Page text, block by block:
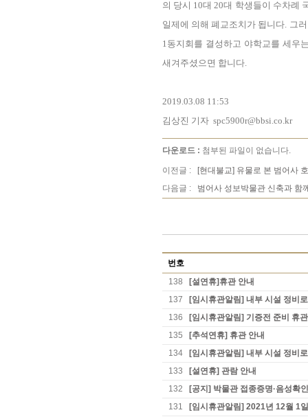
의 당시 10대 20대 학생들이 수차례
일제에 의해 폐교조치가 됩니다. 그
1동지회를 결성하고 야학교를 세우
새겨주셨으면 합니다.
2019.03.08 11:53
김상진 기자 spc5900r@bbsi.co.kr
다운로드 : 첨부된 파일이 없습니다.
이전글 :
[현대불교] 유물로 본 범어사
다음글 : 범어사 성보박물관 신축과 함
번호
138
[설연휴]휴관 안내
137
[임시휴관알림] 내부 시설 정비
136
[임시휴관알림] 기증전 준비 휴
135
[추석연휴] 휴관 안내
134
[임시휴관알림] 내부 시설 정비
133
[설연휴] 관람 안내
132
[공지] 박물관 접종증명·음성확
131
[임시휴관알림] 2021년 12월 1